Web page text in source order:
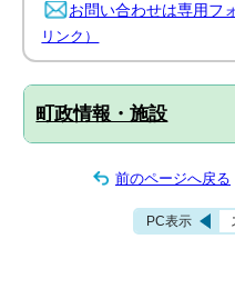
お問い合わせは専用フ
リンク）
町政情報・施設
前のページへ戻る
PC表示